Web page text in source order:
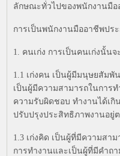
ลักษณะทั่วไปของพนักงานมือ
การเป็นพนักงานมืออาชีพปร
1. คนเก่ง การเป็นคนเก่งนั้น
1.1 เก่งคน เป็นผู้มีมนุษยสัมพั
เป็นผู้มีความสามารถในการ
ความรับผิดชอบ ทำงานได้เกิ
ปรับปรุงประสิทธิภาพงานอยู่
1.3 เก่งคิด เป็นผู้ที่มีความสา
การทำงานและเป็นผู้ที่มีคำถา